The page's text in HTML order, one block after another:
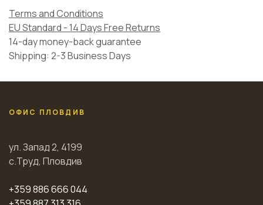
Terms and Conditions
EU Standard - 14 Days Free Returns
14-day money-back guarantee
Shipping: 2-3 Business Days
ОФИС ПЛОВДИВ
ул. Запад 2, 4199
с.Труд, Пловдив
+359 886 666 044